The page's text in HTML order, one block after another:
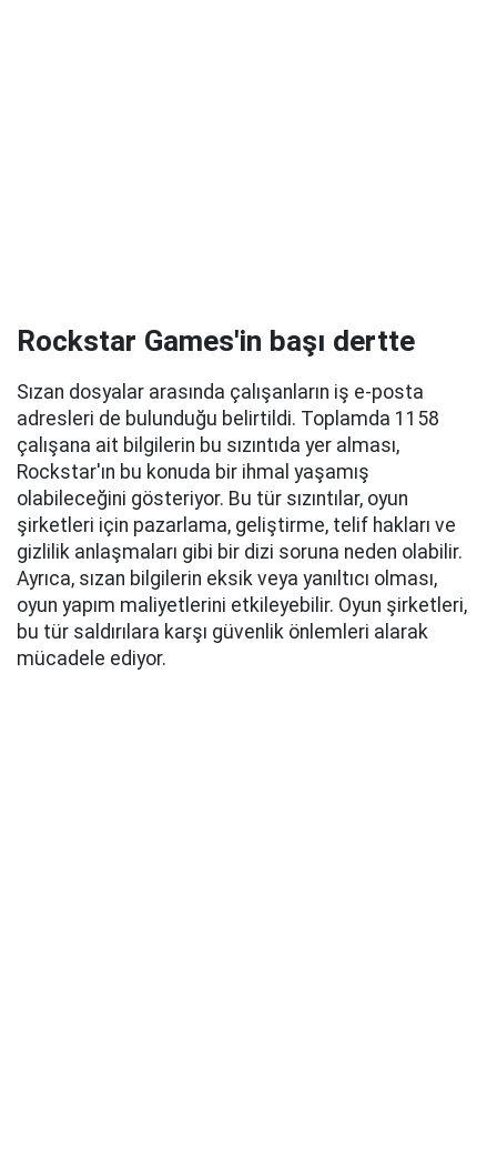
Rockstar Games'in başı dertte
Sızan dosyalar arasında çalışanların iş e-posta
adresleri de bulunduğu belirtildi. Toplamda 1158
çalışana ait bilgilerin bu sızıntıda yer alması,
Rockstar'ın bu konuda bir ihmal yaşamış
olabileceğini gösteriyor. Bu tür sızıntılar, oyun
şirketleri için pazarlama, geliştirme, telif hakları ve
gizlilik anlaşmaları gibi bir dizi soruna neden olabilir.
Ayrıca, sızan bilgilerin eksik veya yanıltıcı olması,
oyun yapım maliyetlerini etkileyebilir. Oyun şirketleri,
bu tür saldırılara karşı güvenlik önlemleri alarak
mücadele ediyor.